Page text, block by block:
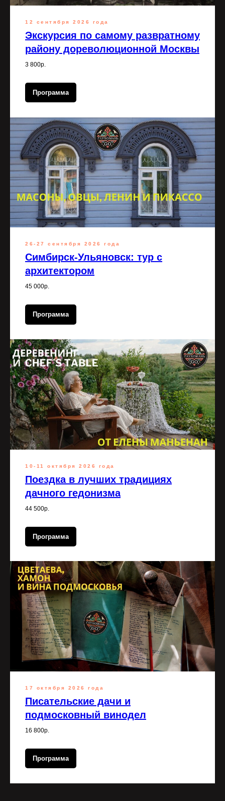
12 сентября 2026 года
Экскурсия по самому развратному
району дореволюционной Москвы
3 800р.
Программа
26-27 сентября 2026 года
Симбирск-Ульяновск: тур с
архитектором
45 000р.
Программа
10-11 октября 2026 года
Поездка в лучших традициях
дачного гедонизма
44 500р.
Программа
17 октября 2026 года
Писательские дачи и
подмосковный винодел
16 800р.
Программа